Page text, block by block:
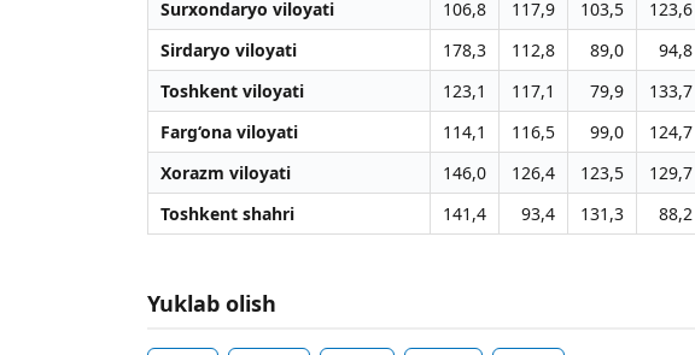
Surxondaryo viloyati
106,8 117,9 103,5 123,6
Sirdaryo viloyati
178,3 112,8 89,0 94,8
Toshkent viloyati
123,1 117,1 79,9 133,7
Farg‘ona viloyati
114,1 116,5 99,0 124,7
Xorazm viloyati
146,0 126,4 123,5 129,7
Toshkent shahri
141,4 93,4 131,3 88,2
Yuklab olish